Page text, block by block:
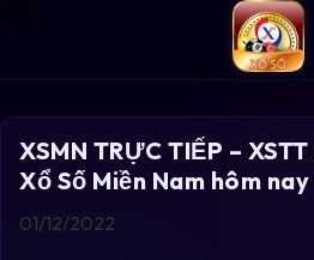
XSMN TRỰC TIẾP –
Xổ Số Miền Nam hôm nay
01/12/2022